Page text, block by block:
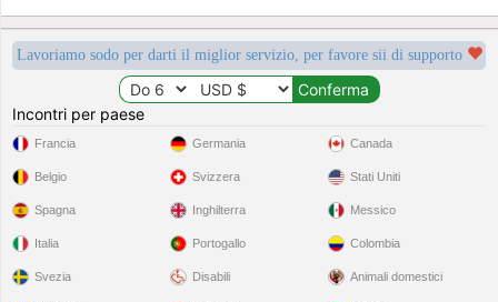
Lavoriamo sodo per darti il miglior servizio, per favore sii di supporto
Incontri per paese
Francia
Belgio
Spagna
Italia
Svezia
Germania
Svizzera
Inghilterra
Portogallo
Disabili
Canada
Stati Uniti
Messico
Colombia
Animali domestici